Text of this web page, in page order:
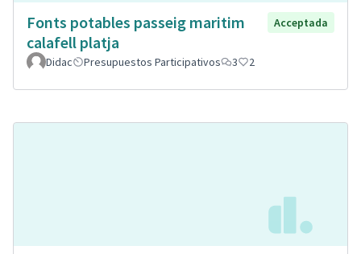
Fonts potables passeig maritim
calafell platja
Acceptada
Didac Presupuestos Participativos 3 2